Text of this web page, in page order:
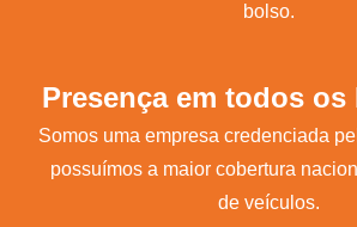
bolso.
Presença em todos os
Somos uma empresa credenciada
possuímos a maior cobertura
de veículos.